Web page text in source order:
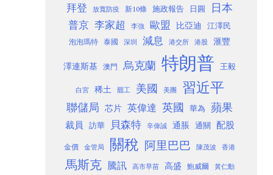
拜登 放寬防疫 新10條 施政報告 日圓 日本
普京 李家超 李強 歐盟 比亞迪 江澤民
泡泡瑪特 泰國 深圳 減息 港交所 港股 滙豐
澤連斯基 澳門 烏克蘭 特朗普 王毅
白宮 稀土 罷工 美國 美團 習近平
聯儲局 芯片 英偉達 英國 華為 蘋果
裁員 訪華 貝森特 辛偉誠 通脹 通關 配股
金價 金管局 關稅 阿里巴巴 陳茂波 香港
馬斯克 騰訊 高市早苗 高盛 鮑威爾 黃仁勳